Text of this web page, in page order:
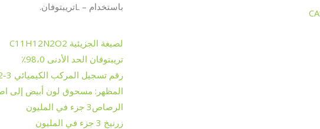
باستخدام – Lتريبتوفان.
لصيغة الجزيئية C11H12N2O2
تريبتوفان الحد الأدنى 98،0٪
رقم تسجيل المركب الكيميائي CAS No 73-22-3
المظهر: مسحوق لون أبيض إلى
الرصاص3 جزء في المليون
زرنيخ 3 جزء في المليون